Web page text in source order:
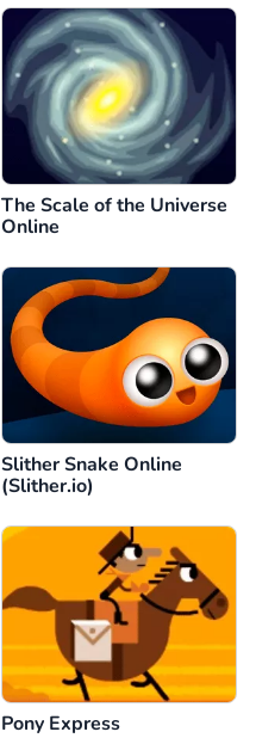
The Scale of the Universe
Online
Slither Snake Online
(Slither.io)
Pony Express